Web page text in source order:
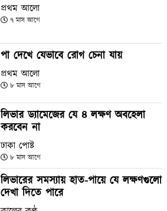
প্রথম আলো
৭ মাস আগে
পা দেখে যেভাবে রোগ চেনা যায়
প্রথম আলো
৮ মাস আগে
লিভার ড্যামেজের যে ৪ লক্ষণ অবহেলা
করবেন না
ঢাকা পোষ্ট
৮ মাস আগে
লিভারের সমস্যায় হাত-পায়ে যে লক্ষণগুলো
দেখা দিতে পারে